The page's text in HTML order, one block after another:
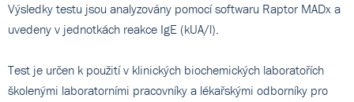
Výsledky testu jsou analyzovány pomocí softwaru Raptor MADx a
uvedeny v jednotkách reakce IgE (kUA/l).
Test je určen k použití v klinických biochemických laboratořích
školenými laboratorními pracovníky a lékařskými odborníky pro